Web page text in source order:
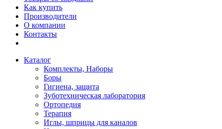
Как купить
Производители
О компании
Контакты
Каталог
Комплекты, Наборы
Боры
Гигиена, защита
Зуботехническая лаборатория
Ортопедия
Терапия
Иглы, шприцы для каналов